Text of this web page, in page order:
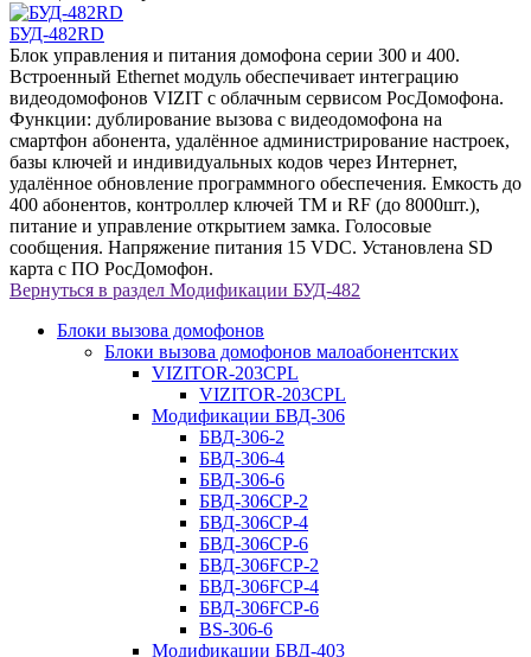
БУД-482RD
Блок управления и питания домофона серии 300 и 400.
Встроенный Ethernet модуль обеспечивает интеграцию
видеодомофонов VIZIT с облачным сервисом РосДомофона.
Функции: дублирование вызова с видеодомофона на
смартфон абонента, удалённое администрирование настроек,
базы ключей и индивидуальных кодов через Интернет,
удалённое обновление программного обеспечения. Емкость до
400 абонентов, контроллер ключей ТМ и RF (до 8000шт.),
питание и управление открытием замка. Голосовые
сообщения. Напряжение питания 15 VDC. Установлена SD
карта с ПО РосДомофон.
Вернуться в раздел Модификации БУД-482
Блоки вызова домофонов
Блоки вызова домофонов малоабонентских
VIZITOR-203CPL
VIZITOR-203CPL
Модификации БВД-306
БВД-306-2
БВД-306-4
БВД-306-6
БВД-306CP-2
БВД-306CP-4
БВД-306CP-6
БВД-306FCP-2
БВД-306FCP-4
БВД-306FCP-6
BS-306-6
Модификации БВД-403